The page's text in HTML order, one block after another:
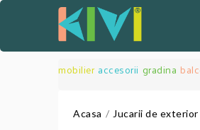
mobilier accesorii gradina
Acasa Jucarii de exterior